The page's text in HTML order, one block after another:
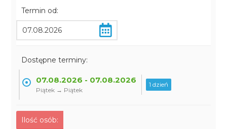
Termin od:
Dostępne terminy:
07.08.2026 - 07.08.2026
Piątek → Piątek
1 dzień
Ilość osób: